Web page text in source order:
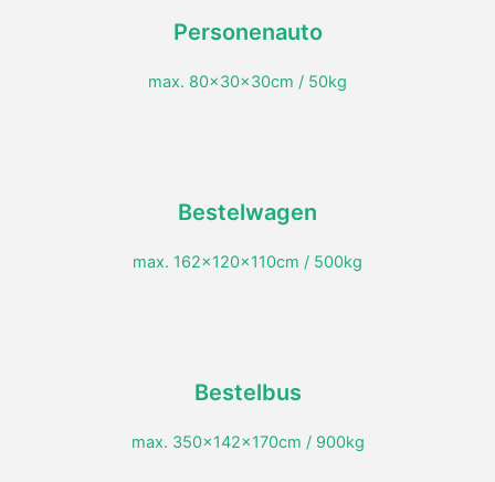
Personenauto
max. 80x30x30cm / 50kg
Bestelwagen
max. 162x120x110cm / 500kg
Bestelbus
max. 350x142x170cm / 900kg